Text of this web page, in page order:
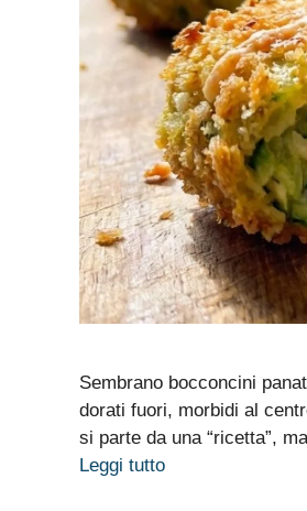
Sembrano bocconcini
dorati fuori, morbidi al
si parte da una “ricetta”,
Leggi tutto